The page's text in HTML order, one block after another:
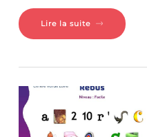
Lire la suite